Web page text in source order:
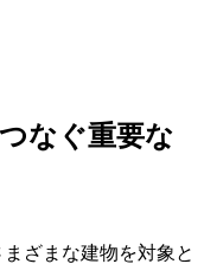
なぐ重要な
ざまな建物を対象と